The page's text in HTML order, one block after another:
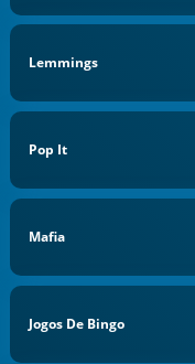
Lemmings
Pop It
Mafia
Jogos De Bingo